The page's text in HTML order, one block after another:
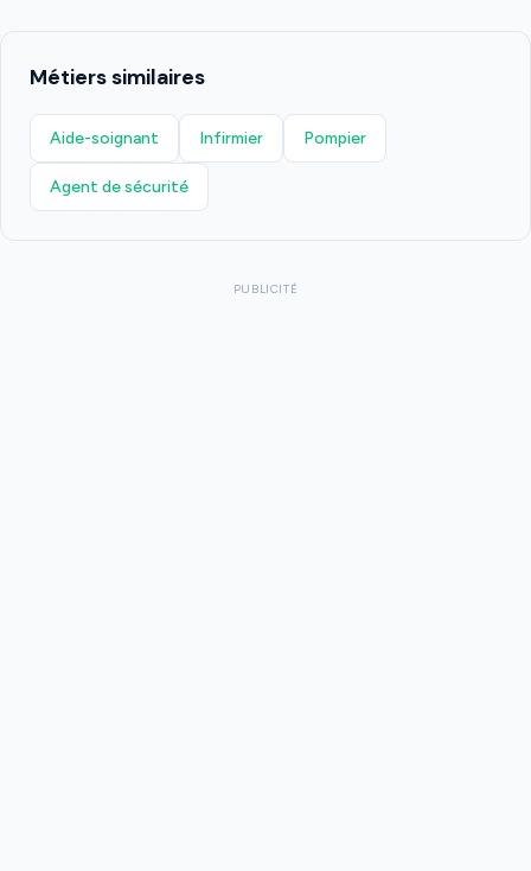
Métiers similaires
Aide-soignant Infirmier Pompier
Agent de sécurité
PUBLICITÉ